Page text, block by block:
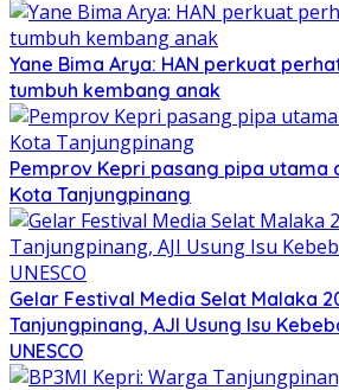
Yane Bima Arya: HAN perkuat
tumbuh kembang anak
Pemprov Kepri pasang pipa utama
Kota Tanjungpinang
Gelar Festival Media Selat Malaka
Tanjungpinang, AJI Usung Isu
UNESCO